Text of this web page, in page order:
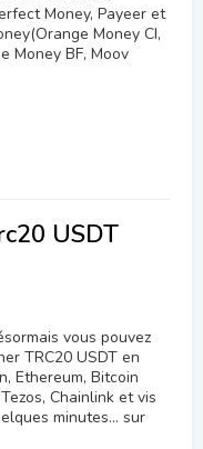
Money, Payeer et
Money CI,
Money BF, Moov
USDT
vous pouvez
TRC20 USDT en
Ethereum, Bitcoin
Chainlink et vis
minutes… sur